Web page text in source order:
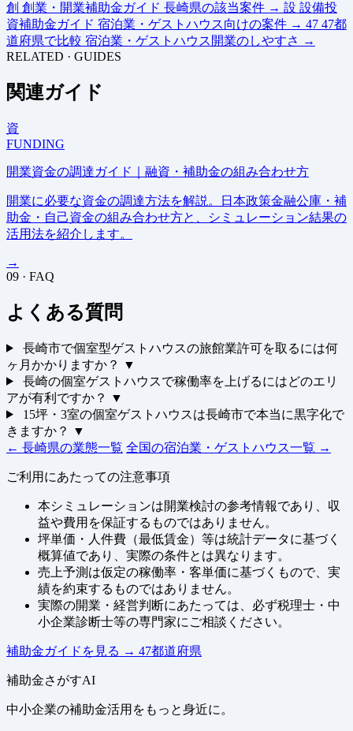
創 創業・開業補助金ガイド 長崎県の該当案件 → 設 設備投
資補助金ガイド 宿泊業・ゲストハウス向けの案件 → 47 47都
道府県で比較 宿泊業・ゲストハウス開業のしやすさ →
RELATED · GUIDES
関連ガイド
資
FUNDING
開業資金の調達ガイド｜融資・補助金の組み合わせ方
開業に必要な資金の調達方法を解説。日本政策金融公庫・補
助金・自己資金の組み合わせ方と、シミュレーション結果の
活用法を紹介します。
→
09 · FAQ
よくある質問
長崎市で個室型ゲストハウスの旅館業許可を取るには何
ヶ月かかりますか？
▼
長崎の個室ゲストハウスで稼働率を上げるにはどのエリ
アが有利ですか？
▼
15坪・3室の個室ゲストハウスは長崎市で本当に黒字化で
きますか？
▼
← 長崎県の業態一覧 全国の宿泊業・ゲストハウス一覧 →
ご利用にあたっての注意事項
本シミュレーションは開業検討の参考情報であり、収
益や費用を保証するものではありません。
坪単価・人件費（最低賃金）等は統計データに基づく
概算値であり、実際の条件とは異なります。
売上予測は仮定の稼働率・客単価に基づくもので、実
績を約束するものではありません。
実際の開業・経営判断にあたっては、必ず税理士・中
小企業診断士等の専門家にご相談ください。
補助金ガイドを見る → 47都道府県
補助金さがすAI
中小企業の補助金活用をもっと身近に。